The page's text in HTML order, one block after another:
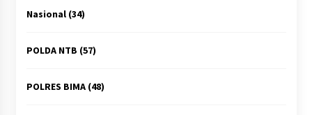
Nasional(34)
POLDA NTB (57)
POLRES BIMA(48)